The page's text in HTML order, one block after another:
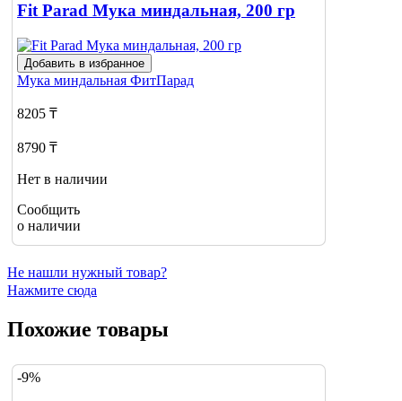
Fit Parad Мука миндальная, 200 гр
Добавить в избранное
Мука миндальная ФитПарад
8205 ₸
8790 ₸
Нет в наличии
Сообщить
о наличии
Не нашли нужный товар?
Нажмите сюда
Похожие товары
-9%